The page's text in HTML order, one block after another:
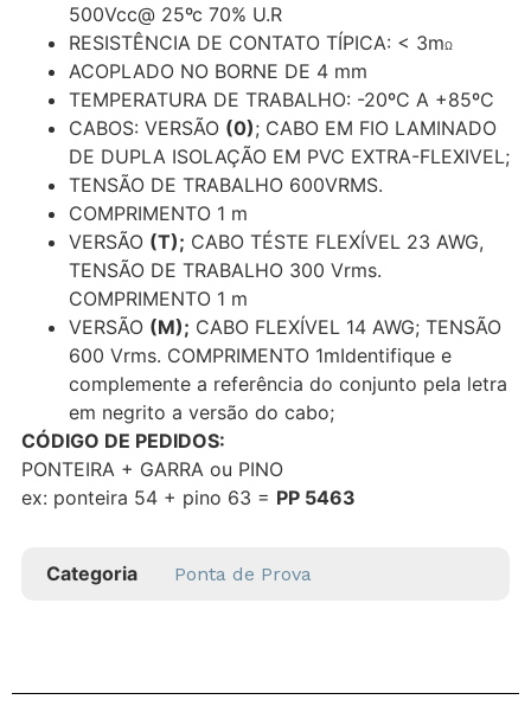
500Vcc@ 25ºc 70% U.R
RESISTÊNCIA DE CONTATO TÍPICA: < 3mΩ
ACOPLADO NO BORNE DE 4 mm
TEMPERATURA DE TRABALHO: -20ºC A +85ºC
CABOS: VERSÃO (0); CABO EM FIO LAMINADO
DE DUPLA ISOLAÇÃO EM PVC EXTRA-FLEXIVEL;
TENSÃO DE TRABALHO 600VRMS.
COMPRIMENTO 1 m
VERSÃO (T); CABO TÉSTE FLEXÍVEL 23 AWG,
TENSÃO DE TRABALHO 300 Vrms.
COMPRIMENTO 1 m
VERSÃO (M); CABO FLEXÍVEL 14 AWG; TENSÃO
600 Vrms. COMPRIMENTO 1mIdentifique e
complemente a referência do conjunto pela letra
em negrito a versão do cabo;
CÓDIGO DE PEDIDOS:
PONTEIRA + GARRA ou PINO
ex: ponteira 54 + pino 63 = PP 5463
Categoria Ponta de Prova